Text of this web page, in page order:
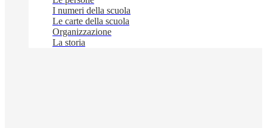
I numeri della scuola
Le carte della scuola
Organizzazione
La storia